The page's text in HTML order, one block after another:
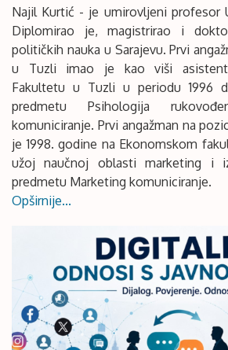
Najil Kurtić - je umirovljeni profesor
Diplomirao je, magistrirao i
političkih nauka u Sarajevu. Prvi
u Tuzli imao je kao viši asistent
Fakultetu u Tuzli u periodu 1996
predmetu Psihologija
komuniciranje. Prvi angažman na
je 1998. godine na Ekonomskom
užoj naučnoj oblasti marketing i
predmetu Marketing komuniciranje.
Opširnije...